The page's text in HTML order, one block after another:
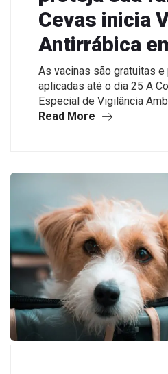
Cevas inicia
Antirrábica
As vacinas são gratuitas
aplicadas até o dia 25 A
Especial de Vigilância
Read More